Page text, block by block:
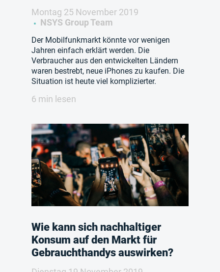
Montag 25 November 2019
NSYS Group Team
Der Mobilfunkmarkt könnte vor wenigen
Jahren einfach erklärt werden. Die
Verbraucher aus den entwickelten Ländern
waren bestrebt, neue iPhones zu kaufen. Die
Situation ist heute viel komplizierter.
6 min lesen
Wie kann sich nachhaltiger
Konsum auf den Markt für
Gebrauchthandys auswirken?